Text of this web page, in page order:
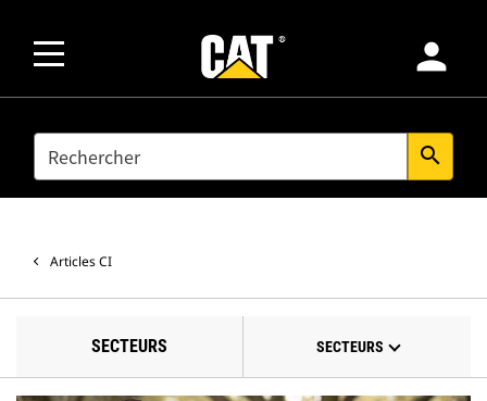
person
SEARCH search
Articles CI
SECTEURS SECTEURS